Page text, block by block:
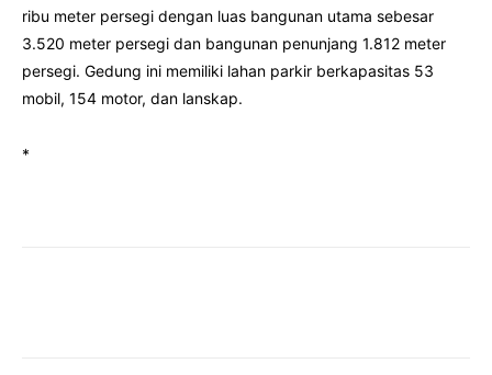
ribu meter persegi dengan luas bangunan utama sebesar
3.520 meter persegi dan bangunan penunjang 1.812 meter
persegi. Gedung ini memiliki lahan parkir berkapasitas 53
mobil, 154 motor, dan lanskap.
*